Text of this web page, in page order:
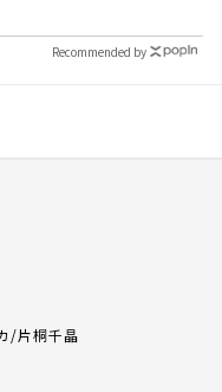
Recommended by
/片桐千晶